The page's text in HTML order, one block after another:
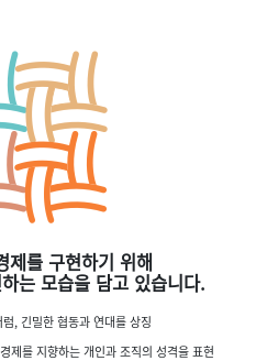
제를 구현하기 위해
는 모습을 담고 있습니다.
, 긴밀한 협동과 연대를 상징
제를 지향하는 개인과 조직의 성격을 표현